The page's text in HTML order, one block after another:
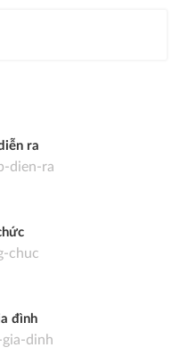
ra
dien-ra
chuc
đình
dinh